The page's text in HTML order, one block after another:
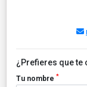
¿Prefieres que te
Tu nombre *